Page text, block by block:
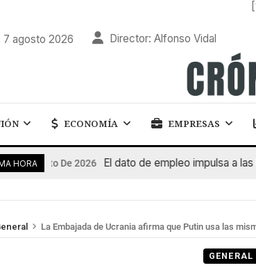
7 agosto 2026 Director: Alfonso Vidal
ECONOMÍA EMPRESAS
HORA
Agosto De 2026 El dato de empleo impulsa a las
La Embajada de Ucrania afirma que Putin usa las
GENERAL